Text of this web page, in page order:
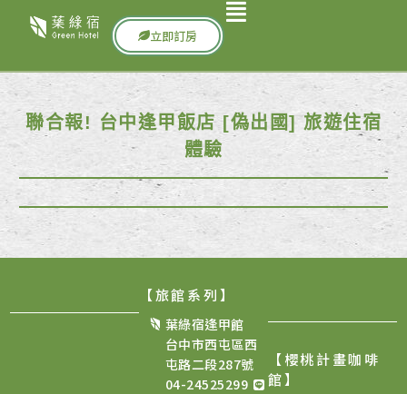
立即訂房
聯合報! 台中逢甲飯店 [偽出國] 旅遊住宿
體驗
【旅館系列】
葉綠宿逢甲館
台中市西屯區西
屯路二段287號
04-24525299
【櫻桃計畫咖啡
館】